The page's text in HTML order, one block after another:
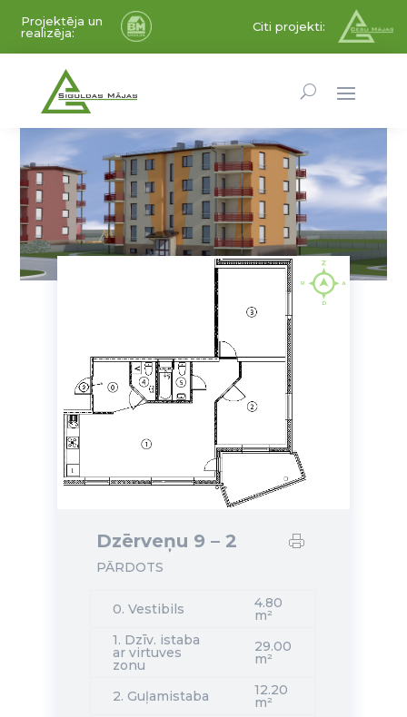
Projektēja un
realizēja:
Citi projekti:
Dzērveņu 9 – 2
PĀRDOTS
0. Vestibils 4.80
m²
1. Dzīv. istaba
ar virtuves
zonu
29.00
m²
2. Guļamistaba 12.20
m²